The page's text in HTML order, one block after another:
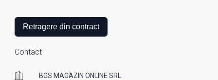
Retragere din contract
Contact
BGS MAGAZIN ONLINE SRL